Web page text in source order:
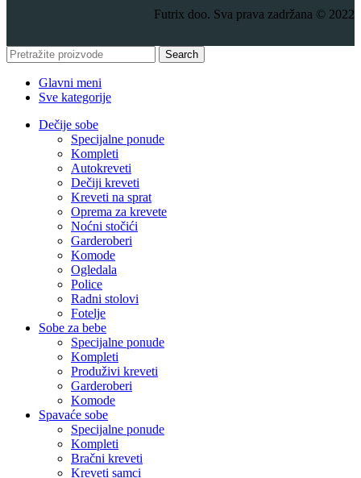
Futrix doo. Sva prava zadržana © 2022
Search
Glavni meni
Sve kategorije
Dečije sobe
Specijalne ponude
Kompleti
Autokreveti
Dečiji kreveti
Kreveti na sprat
Oprema za krevete
Noćni stočići
Garderoberi
Komode
Ogledala
Police
Radni stolovi
Fotelje
Sobe za bebe
Specijalne ponude
Kompleti
Produživi kreveti
Garderoberi
Komode
Spavaće sobe
Specijalne ponude
Kompleti
Bračni kreveti
Kreveti samci